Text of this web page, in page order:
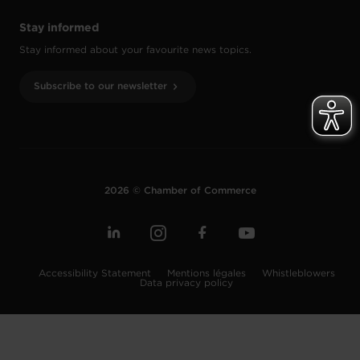
Stay informed
Stay informed about your favourite news topics.
Subscribe to our newsletter
2026 © Chamber of Commerce
Accessibility Statement Mentions légales
Whistleblowers
Data privacy policy